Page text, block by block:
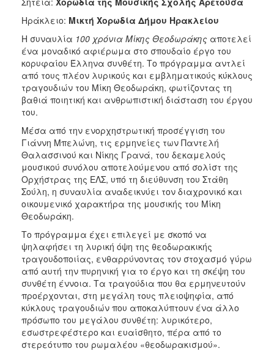
Ηράκλειο: Μικτή Χορωδία Δήμου Ηρακλείου
Η συναυλία 100 χρόνια Μίκης Θεοδωράκης αποτελεί
ένα μοναδικό αφιέρωμα στο σπουδαίο έργο του
κορυφαίου Έλληνα συνθέτη. Το πρόγραμμα αντλεί
από τους πλέον λυρικούς και εμβληματικούς κύκλους
τραγουδιών του Μίκη Θεοδωράκη, φωτίζοντας τη
βαθιά ποιητική και ανθρωπιστική διάσταση του έργου
του.
Μέσα από την ενορχηστρωτική προσέγγιση του
Γιάννη Μπελώνη, τις ερμηνείες των Παντελή
Θαλασσινού και Νίκης Γρανά, του δεκαμελούς
μουσικού συνόλου αποτελούμενου από σολίστ της
Ορχήστρας της ΕΛΣ, υπό τη διεύθυνση του Στάθη
Σούλη, η συναυλία αναδεικνύει τον διαχρονικό και
οικουμενικό χαρακτήρα της μουσικής του Μίκη
Θεοδωράκη.
Το πρόγραμμα έχει επιλεγεί με σκοπό να
ψηλαφήσει τη λυρική όψη της θεοδωρακικής
τραγουδοποιίας, ενθαρρύνοντας τον στοχασμό γύρω
από αυτή την πυρηνική για το έργο και τη σκέψη του
συνθέτη έννοια. Τα τραγούδια που θα ερμηνευτούν
προέρχονται, στη μεγάλη τους πλειοψηφία, από
κύκλους τραγουδιών που αποκαλύπτουν ένα άλλο
πρόσωπο του μεγάλου συνθέτη: λυρικότερο,
εσωστρεφέστερο και ευαίσθητο, πέρα από το
στερεότυπο του ρωμαλέου «θεοδωρακισμού».